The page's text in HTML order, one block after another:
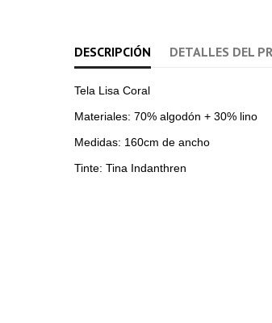
DESCRIPCIÓN DETALLES DEL
Tela Lisa Coral
Materiales: 70% algodón + 30% lino
Medidas: 160cm de ancho
Tinte: Tina Indanthren